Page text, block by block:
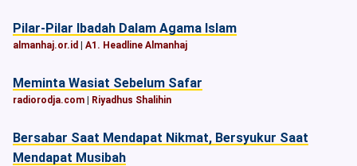
Pilar-Pilar Ibadah Dalam Agama Islam
almanhaj.or.id A1. Headline Almanhaj
Meminta Wasiat Sebelum Safar
radiorodja.com Riyadhus Shalihin
Bersabar Saat Mendapat Nikmat, Bersyukur Saat
Mendapat Musibah